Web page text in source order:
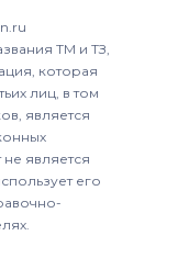
ТМ и ТЗ,
которая
лиц, в том
является
является
его